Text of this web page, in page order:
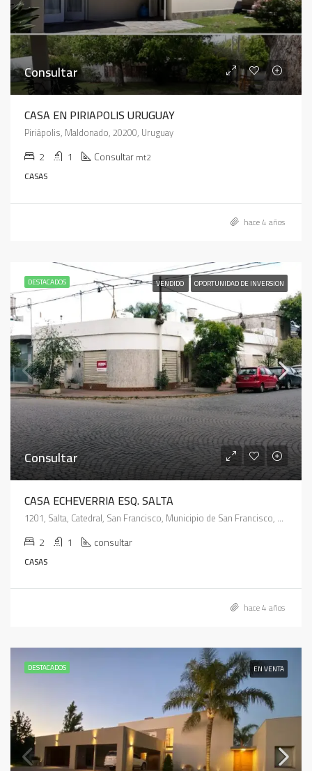
Consultar
CASA EN PIRIAPOLIS URUGUAY
Piriápolis, Maldonado, 20200, Uruguay
2 1 Consultarmt2
CASAS
hace 4 años
DESTACADOS VENDIDO OPORTUNIDAD DE INVERSION
Consultar
CASA ECHEVERRIA ESQ. SALTA
1201, Salta, Catedral, San Francisco, Municipio de San Francisco, Pedanía Juárez Celman, Departamento San Justo, Córdoba, X2400, Argentina
2 1 consultar
CASAS
hace 4 años
DESTACADOS EN VENTA